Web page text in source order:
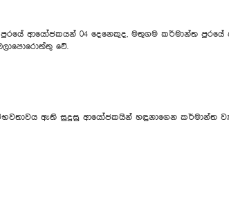
ආයෝජකයන් 04 දෙනෙකුද, මතුගම කර්මාන්ත පුරයේ
වේ.
ඇති සුදුසු ආයෝජකයින් හඳුනාගෙන කර්මාන්ත